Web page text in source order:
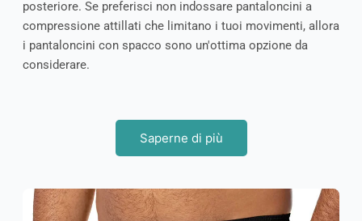
posteriore. Se preferisci non indossare pantaloncini a
compressione attillati che limitano i tuoi movimenti, allora
i pantaloncini con spacco sono un'ottima opzione da
considerare.
Saperne di più